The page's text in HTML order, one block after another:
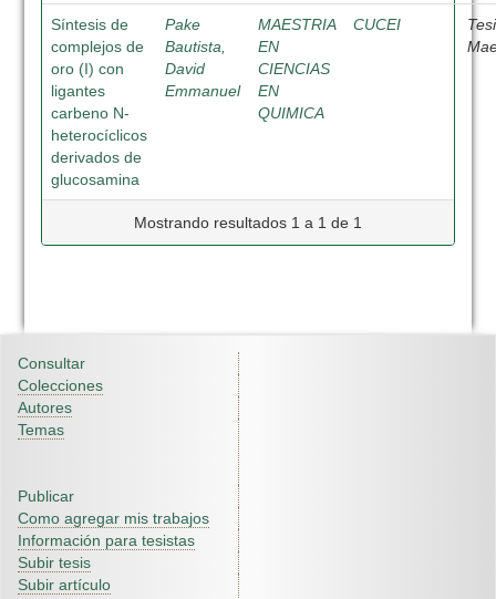
Síntesis de
complejos de
oro (I) con
ligantes
carbeno N-
heterocíclicos
derivados de
glucosamina
Pake
Bautista,
David
Emmanuel
MAESTRIA
EN
CIENCIAS
EN
QUIMICA
CUCEI
Mostrando resultados 1 a 1 de 1
Consultar
Colecciones
Autores
Temas
Publicar
Como agregar mis trabajos
Información para tesistas
Subir tesis
Subir artículo